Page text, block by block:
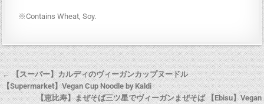
※Contains Wheat, Soy.
← 【スーパー】カルディのヴィーガンカップヌードル
【Supermarket】Vegan Cup Noodle by Kaldi
【恵比寿】まぜそば三ツ星でヴィーガンまぜそば 【Ebisu】Vegan